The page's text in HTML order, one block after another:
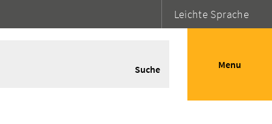
Leichte Sprache
Suche Menu